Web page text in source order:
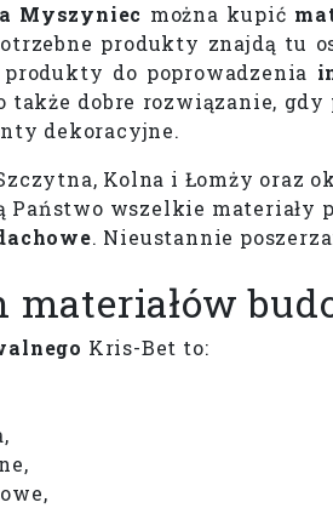
Myszyniec można kupić
produkty znajdą tu
do poprowadzenia
także dobre rozwiązanie,
dekoracyjne.
Kolna i Łomży oraz
wszelkie materiały
. Nieustannie
Kris-Bet to: